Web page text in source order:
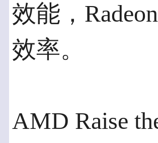
效能，
效率。
AMD Raise